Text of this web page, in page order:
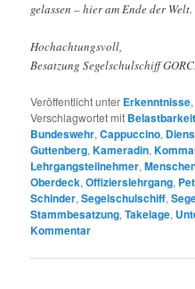
gelassen – hier am Ende der Welt.
Hochachtungsvoll,
Besatzung Segelschulschiff
Veröffentlicht unter Erkenntnisse
Verschlagwortet mit Belastbarkeit
Bundeswehr,Cappuccino,
Guttenberg,Kameradin,
Lehrgangsteilnehmer,
Oberdeck,Offizierslehrgang,
Schinder,Segelschulschiff,
Stammbesatzung,Takelage,
Kommentar